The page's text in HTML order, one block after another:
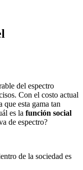
del espectro
Con el costo actual
esta gama tan
es la función social
de espectro?
de la sociedad es